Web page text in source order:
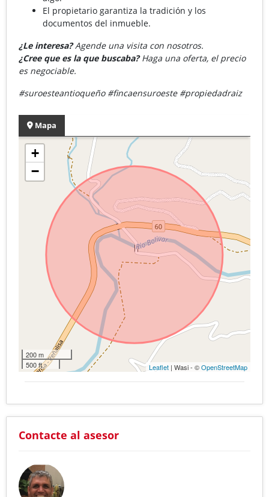
El propietario garantiza la tradición y los
documentos del inmueble.
¿Le interesa?Agende una visita con nosotros.
¿Cree que es la que buscaba?Haga una oferta, el precio
es negociable.
#suroesteantioqueño #fincaensuroeste #propiedadraiz
Mapa
+
−
200 m
500 ft
Leaflet | Wasi - ©OpenStreetMap
Contacte al asesor